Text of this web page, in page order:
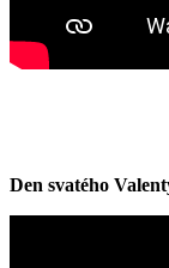
Den svatého